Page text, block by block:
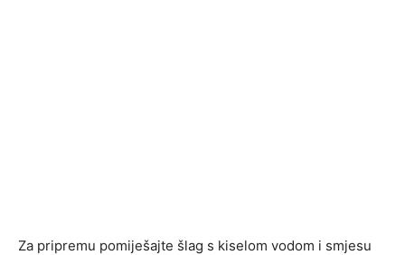
Za pripremu pomiješajte šlag s kiselom vodom i smjesu